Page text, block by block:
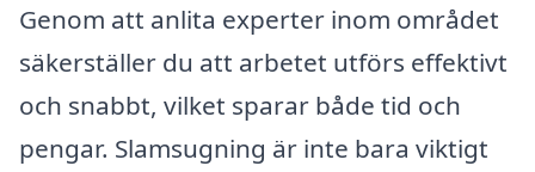
Genom att anlita experter inom området
säkerställer du att arbetet utförs effektivt
och snabbt, vilket sparar både tid och
pengar. Slamsugning är inte bara viktigt